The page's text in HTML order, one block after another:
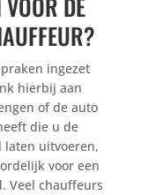
ingezet
hierbij aan
of de auto
die u de
uitvoeren,
voor een
Veel chauffeurs